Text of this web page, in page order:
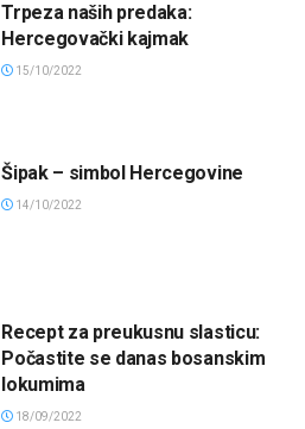
Trpeza naših predaka:
Hercegovački kajmak
15/10/2022
Šipak – simbol Hercegovine
14/10/2022
Recept za preukusnu slasticu:
Počastite se danas bosanskim
lokumima
18/09/2022